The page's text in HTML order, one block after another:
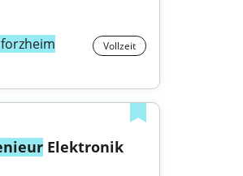
Vollzeit
Elektronik